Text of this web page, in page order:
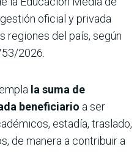
oficial y privada
regiones del país, según
2026.
la suma de
beneficiario a ser
estadía, traslado,
de manera a contribuir a